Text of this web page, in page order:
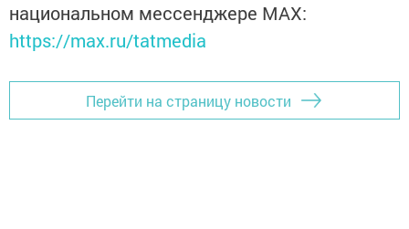
национальном мессенджере MАХ:
https://max.ru/tatmedia
Перейти на страницу новости